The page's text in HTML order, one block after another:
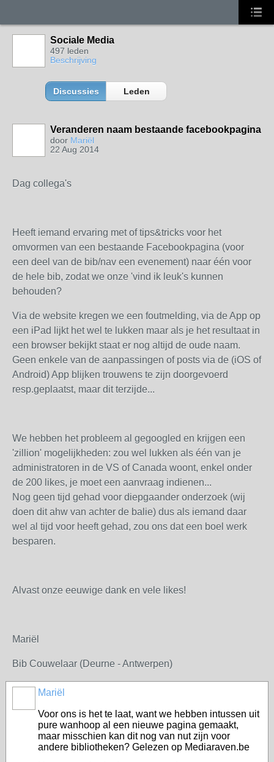
Sociale Media
497 leden
Beschrijving
Discussies Leden
Veranderen naam bestaande facebookpagina
door Mariël
22 Aug 2014
Dag collega's
Heeft iemand ervaring met of tips&tricks voor het
omvormen van een bestaande Facebookpagina (voor
een deel van de bib/nav een evenement) naar één voor
de hele bib, zodat we onze 'vind ik leuk's kunnen
behouden?
Via de website kregen we een foutmelding, via de App op
een iPad lijkt het wel te lukken maar als je het resultaat in
een browser bekijkt staat er nog altijd de oude naam.
Geen enkele van de aanpassingen of posts via de (iOS of
Android) App blijken trouwens te zijn doorgevoerd
resp.geplaatst, maar dit terzijde...
We hebben het probleem al gegoogled en krijgen een
'zillion' mogelijkheden: zou wel lukken als één van je
administratoren in de VS of Canada woont, enkel onder
de 200 likes, je moet een aanvraag indienen...
Nog geen tijd gehad voor diepgaander onderzoek (wij
doen dit ahw van achter de balie) dus als iemand daar
wel al tijd voor heeft gehad, zou ons dat een boel werk
besparen.
Alvast onze eeuwige dank en vele likes!
Mariël
Bib Couwelaar (Deurne - Antwerpen)
Mariël
Voor ons is het te laat, want we hebben intussen uit
pure wanhoop al een nieuwe pagina gemaakt,
maar misschien kan dit nog van nut zijn voor
andere bibliotheken? Gelezen op Mediaraven.be